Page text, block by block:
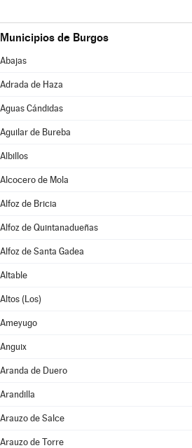
Municipios de Burgos
Abajas
Adrada de Haza
Aguas Cándidas
Aguilar de Bureba
Albillos
Alcocero de Mola
Alfoz de Bricia
Alfoz de Quintanadueñas
Alfoz de Santa Gadea
Altable
Altos (Los)
Ameyugo
Anguix
Aranda de Duero
Arandilla
Arauzo de Salce
Arauzo de Torre